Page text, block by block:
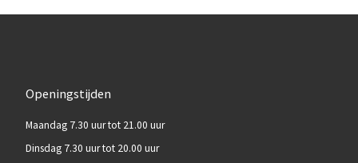
Openingstijden
Maandag 7.30 uur tot 21.00 uur
Dinsdag 7.30 uur tot 20.00 uur